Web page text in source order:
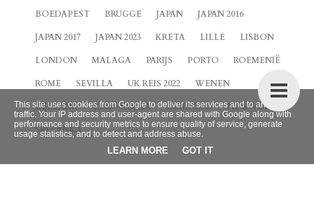
BOEDAPEST BRUGGE JAPAN JAPAN 2016
JAPAN 2017 JAPAN 2023 KRETA LILLE LISBON
LONDON MALAGA PARIJS PORTO ROEMENIË
ROME SEVILLA UK REIS 2022 WENEN
ZEELAND ZUID-KOREA CURACAO NEW YORK
SRI LANKA
This site uses cookies from Google to deliver its services and to analyze
traffic. Your IP address and user-agent are shared with Google along with
performance and security metrics to ensure quality of service, generate
usage statistics, and to detect and address abuse.
LEARN MORE GOT IT